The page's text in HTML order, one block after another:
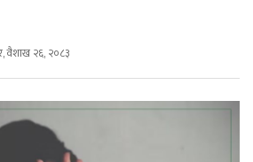
वैशाख २६, २०८३